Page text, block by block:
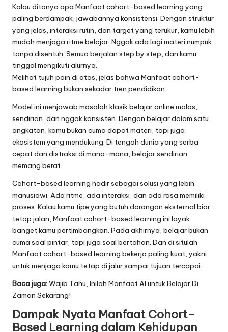
Kalau ditanya apa Manfaat cohort-based learning yang
paling berdampak, jawabannya konsistensi. Dengan struktur
yang jelas, interaksi rutin, dan target yang terukur, kamu lebih
mudah menjaga ritme belajar. Nggak ada lagi materi numpuk
tanpa disentuh. Semua berjalan step by step, dan kamu
tinggal mengikuti alurnya.
Melihat tujuh poin di atas, jelas bahwa Manfaat cohort-
based learning bukan sekadar tren pendidikan.
Model ini menjawab masalah klasik belajar online malas,
sendirian, dan nggak konsisten. Dengan belajar dalam satu
angkatan, kamu bukan cuma dapat materi, tapi juga
ekosistem yang mendukung. Di tengah dunia yang serba
cepat dan distraksi di mana-mana, belajar sendirian
memang berat.
Cohort-based learning hadir sebagai solusi yang lebih
manusiawi. Ada ritme, ada interaksi, dan ada rasa memiliki
proses. Kalau kamu tipe yang butuh dorongan eksternal biar
tetap jalan, Manfaat cohort-based learning ini layak
banget kamu pertimbangkan. Pada akhirnya, belajar bukan
cuma soal pintar, tapi juga soal bertahan. Dan di situlah
Manfaat cohort-based learning bekerja paling kuat, yakni
untuk menjaga kamu tetap di jalur sampai tujuan tercapai.
Baca juga:Wajib Tahu, Inilah Manfaat AI untuk Belajar Di
Zaman Sekarang!
Dampak Nyata Manfaat Cohort-
Based Learning dalam Kehidupan